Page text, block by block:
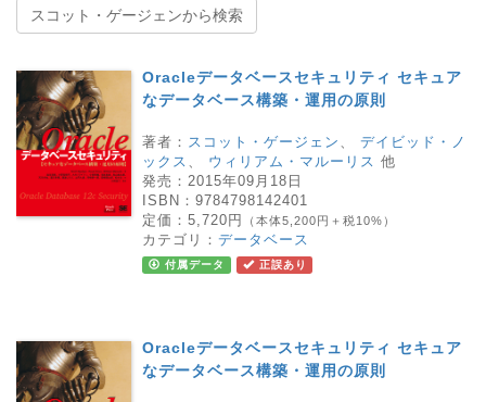
スコット・ゲージェンから検索
Oracleデータベースセキュリティ セキュア
なデータベース構築・運用の原則
著者： スコット・ゲージェン 、 デイビッド・ノ
ックス 、 ウィリアム・マルーリス 他
発売： 2015年09月18日
ISBN： 9784798142401
定価： 5,720円 （本体5,200円＋税10%）
カテゴリ： データベース
付属データ 正誤あり
Oracleデータベースセキュリティ セキュア
なデータベース構築・運用の原則